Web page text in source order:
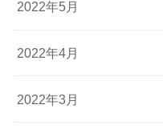
2022年5月
2022年4月
2022年3月